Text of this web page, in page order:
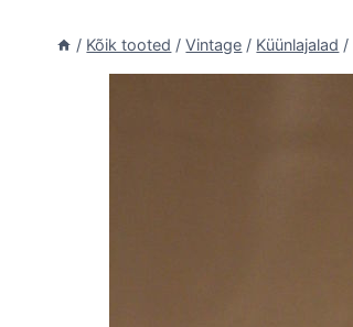
/ Kõik tooted / Vintage / Küünlajalad /